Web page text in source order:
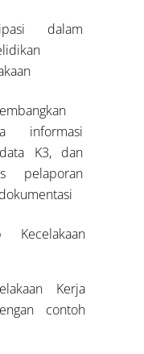
dalam
informasi
K3, dan
pelaporan
Kecelakaan
Kerja
contoh